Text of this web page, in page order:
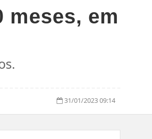
meses, em
31/01/2023 09:14